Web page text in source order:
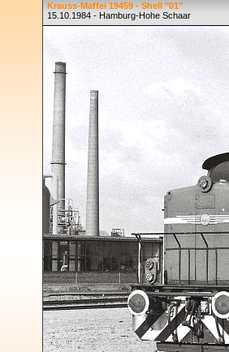
Krauss-Maffei 19459 - Shell "01"
15.10.1984 - Hamburg-Hohe Schaar